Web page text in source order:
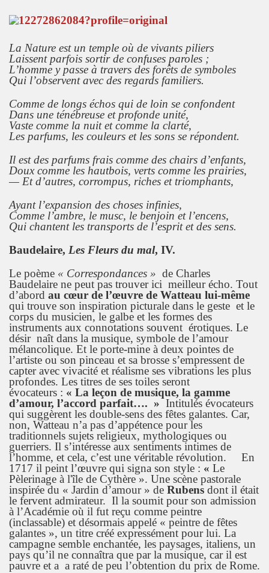
La Nature est un temple où de vivants piliers
Laissent parfois sortir de confuses paroles ;
L’homme y passe à travers des forêts de symboles
Qui l’observent avec des regards familiers.
Comme de longs échos qui de loin se confondent
Dans une ténébreuse et profonde unité,
Vaste comme la nuit et comme la clarté,
Les parfums, les couleurs et les sons se répondent.
Il est des parfums frais comme des chairs d’enfants,
Doux comme les hautbois, verts comme les prairies,
— Et d’autres, corrompus, riches et triomphants,
Ayant l’expansion des choses infinies,
Comme l’ambre, le musc, le benjoin et l’encens,
Qui chantent les transports de l’esprit et des sens.
Baudelaire, Les Fleurs du mal, IV.
Le poème « Correspondances » de Charles
Baudelaire ne peut pas trouver ici meilleur écho. Tout
d’abord au cœur de l’œuvre de Watteau lui-même
qui trouve son inspiration picturale dans le geste et le
corps du musicien, le galbe et les formes des
instruments aux connotations souvent érotiques. Le
désir naît dans la musique, symbole de l’amour
mélancolique. Et le porte-mine à deux pointes de
l’artiste ou son pinceau et sa brosse s’empressent de
capter avec vivacité et réalisme ses vibrations les plus
profondes. Les titres de ses toiles seront
évocateurs : « La leçon de musique, la gamme
d’amour, l’accord parfait…. » Intitulés évocateurs
qui suggèrent les double-sens des fêtes galantes. Car,
non, Watteau n’a pas d’appétence pour les
traditionnels sujets religieux, mythologiques ou
guerriers. Il s’intéresse aux sentiments intimes de
l’homme, et cela, c’est une véritable révolution. En
1717 il peint l’œuvre qui signa son style : « Le
Pèlerinage à l'île de Cythère ». Une scène pastorale
inspirée du « Jardin d’amour » de Rubens dont il était
le fervent admirateur. Il la soumit pour son admission
à l’Académie où il fut reçu comme peintre
(inclassable) et désormais appelé « peintre de fêtes
galantes », un titre créé expressément pour lui. La
campagne semble enchantée, les paysages, italiens, un
pays qu’il ne connaîtra que par la musique, car il est
pauvre et a a raté de peu l’obtention du prix de Rome.